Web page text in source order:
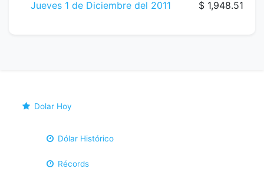
Jueves 1 de Diciembre del 2011 $ 1,948.51
Dolar Hoy
Dólar Histórico
Récords